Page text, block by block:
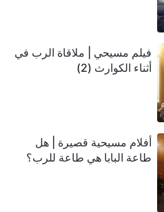
فيلم مسيحي | ملاقاة الرب في
أثناء الكوارث (2)
أفلام مسيحية قصيرة | هل
طاعة البابا هي طاعة للرب؟